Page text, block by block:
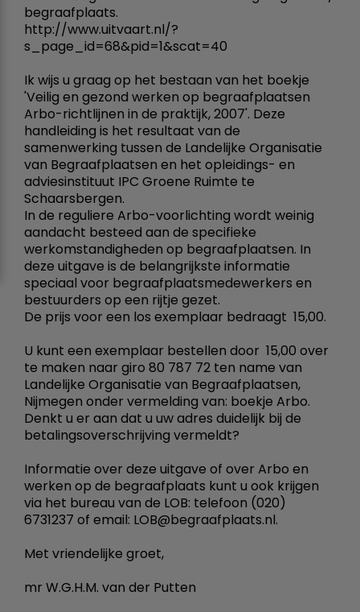
begraafplaats.
http://www.uitvaart.nl/?
s_page_id=68&pid=1&scat=40
Ik wijs u graag op het bestaan van het boekje
'Veilig en gezond werken op begraafplaatsen
Arbo-richtlijnen in de praktijk, 2007'. Deze
handleiding is het resultaat van de
samenwerking tussen de Landelijke Organisatie
van Begraafplaatsen en het opleidings- en
adviesinstituut IPC Groene Ruimte te
Schaarsbergen.
In de reguliere Arbo-voorlichting wordt weinig
aandacht besteed aan de specifieke
werkomstandigheden op begraafplaatsen. In
deze uitgave is de belangrijkste informatie
speciaal voor begraafplaatsmedewerkers en
bestuurders op een rijtje gezet.
De prijs voor een los exemplaar bedraagt  15,00.
U kunt een exemplaar bestellen door  15,00 over
te maken naar giro 80 787 72 ten name van
Landelijke Organisatie van Begraafplaatsen,
Nijmegen onder vermelding van: boekje Arbo.
Denkt u er aan dat u uw adres duidelijk bij de
betalingsoverschrijving vermeldt?
Informatie over deze uitgave of over Arbo en
werken op de begraafplaats kunt u ook krijgen
via het bureau van de LOB: telefoon (020)
6731237 of email: LOB@begraafplaats.nl.
Met vriendelijke groet,
mr W.G.H.M. van der Putten